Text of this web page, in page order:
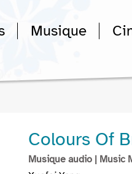
Musique
Colours Of
Musique audio | Music